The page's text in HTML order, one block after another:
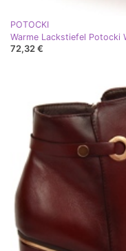
POTOCKI
Warme Lackstiefel Potocki
72,32 €